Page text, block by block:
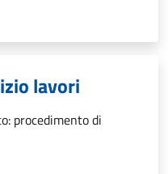
lavori
procedimento di